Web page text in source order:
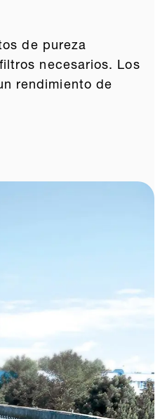
de pureza
necesarios. Los
rendimiento de